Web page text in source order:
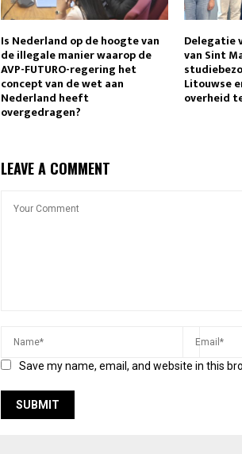
Is Nederland op de hoogte van
de illegale manier waarop de
AVP-FUTURO-regering het
concept van de wet aan
Nederland heeft
overgedragen?
Delegatie
van Sint
Litouwse
overheid
LEAVE A COMMENT
Save my name, email, and website in this